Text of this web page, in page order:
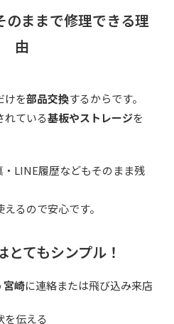
のままで修理できる理
由
けを部品交換するからです。
れている基板やストレージを
・LINE履歴などもそのまま残
るので安心です。
とてもシンプル！
宮崎に連絡または飛び込み来店
を伝える